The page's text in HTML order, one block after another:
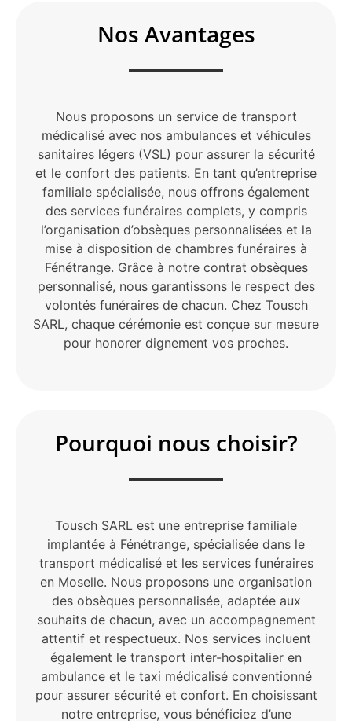
Nos Avantages
Nous proposons un service de transport
médicalisé avec nos ambulances et véhicules
sanitaires légers (VSL) pour assurer la sécurité
et le confort des patients. En tant qu’entreprise
familiale spécialisée, nous offrons également
des services funéraires complets, y compris
l’organisation d’obsèques personnalisées et la
mise à disposition de chambres funéraires à
Fénétrange. Grâce à notre contrat obsèques
personnalisé, nous garantissons le respect des
volontés funéraires de chacun. Chez Tousch
SARL, chaque cérémonie est conçue sur mesure
pour honorer dignement vos proches.
Pourquoi nous choisir?
Tousch SARL est une entreprise familiale
implantée à Fénétrange, spécialisée dans le
transport médicalisé et les services funéraires
en Moselle. Nous proposons une organisation
des obsèques personnalisée, adaptée aux
souhaits de chacun, avec un accompagnement
attentif et respectueux. Nos services incluent
également le transport inter-hospitalier en
ambulance et le taxi médicalisé conventionné
pour assurer sécurité et confort. En choisissant
notre entreprise, vous bénéficiez d’une